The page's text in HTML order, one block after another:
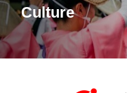
Culture